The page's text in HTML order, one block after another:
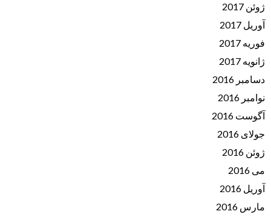
ژوئن 2017
آوریل 2017
فوریه 2017
ژانویه 2017
دسامبر 2016
نوامبر 2016
آگوست 2016
جولای 2016
ژوئن 2016
می 2016
آوریل 2016
مارس 2016